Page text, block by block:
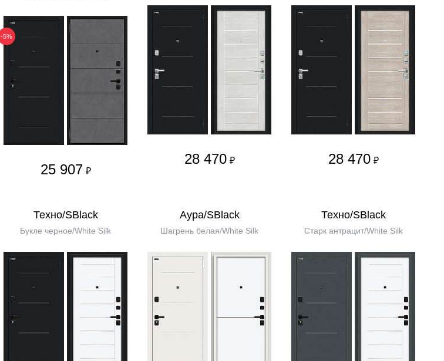
-5%
25 907 ₽
28 470 ₽ 28 470 ₽
Техно/SBlack
Букле черное/White Silk
Аура/SBlack
Шагрень белая/White Silk
Техно/SBlack
Старк антрацит/White Silk